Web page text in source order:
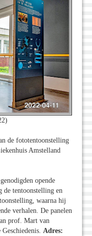
de fototentoonstelling
Amstelland
opende
de tentoonstelling en
waarna hij
verhalen. De panelen
prof. Mart van
Adres: